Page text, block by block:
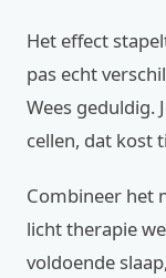
Het effect
pas echt
Wees geduldig.
cellen, dat kost
Combineer het
licht therapie
voldoende